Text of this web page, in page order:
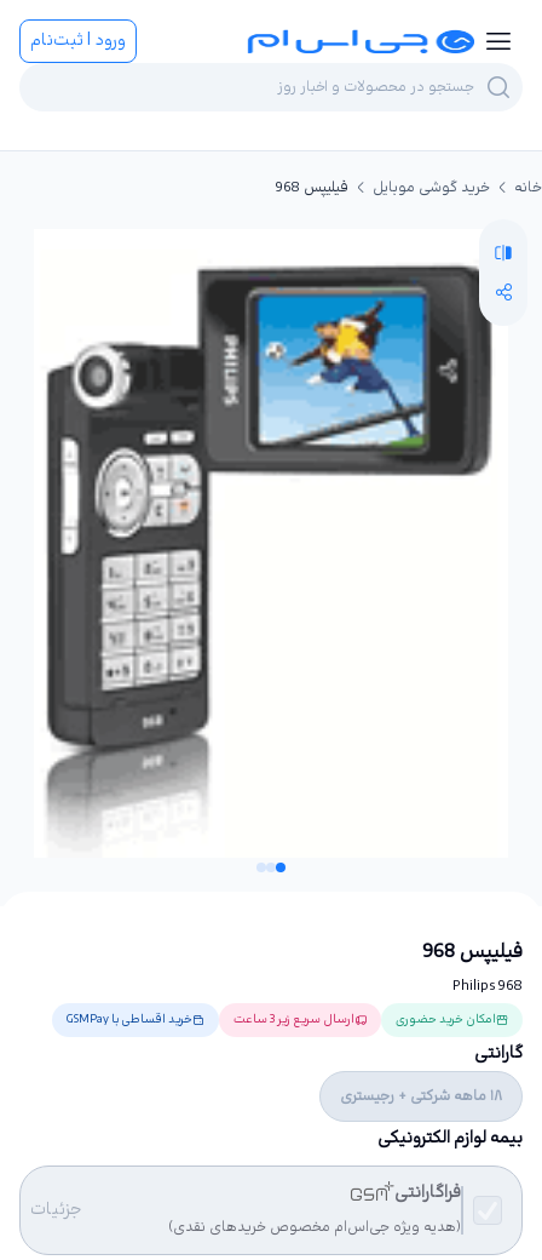
ورود | ثبت‌نام
خانه خرید گوشی موبایل فیلیپس 968
فیلیپس 968
Philips 968
امکان خرید حضوری ارسال سریع زیر 3 ساعت خرید اقساطی با GSMPay
گارانتی
18 ماهه شرکتی + رجیستری
بیمه لوازم الکترونیکی
فراگارانتی
(هدیه ویژه جی‌اس‌ام مخصوص خریدهای نقدی)
جزئیات